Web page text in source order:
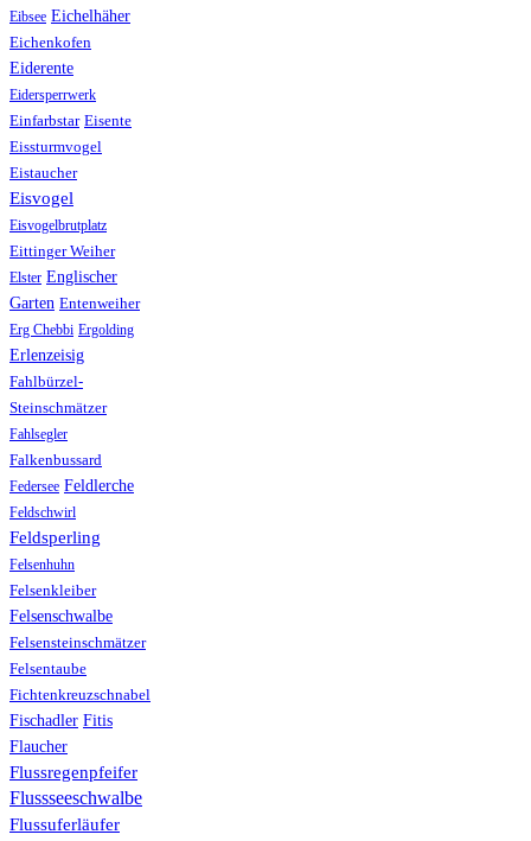
Eibsee Eichelhäher
Eichenkofen
Eiderente
Eidersperrwerk
Einfarbstar Eisente
Eissturmvogel
Eistaucher
Eisvogel
Eisvogelbrutplatz
Eittinger Weiher
Elster Englischer
Garten Entenweiher
Erg Chebbi Ergolding
Erlenzeisig
Fahlbürzel-
Steinschmätzer
Fahlsegler
Falkenbussard
Federsee Feldlerche
Feldschwirl
Feldsperling
Felsenhuhn
Felsenkleiber
Felsenschwalbe
Felsensteinschmätzer
Felsentaube
Fichtenkreuzschnabel
Fischadler Fitis
Flaucher
Flussregenpfeifer
Flussseeschwalbe
Flussuferläufer